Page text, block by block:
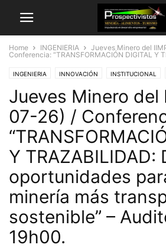
Home INGENIERIA
Jueves Minero del
Conferencia: “TRANSFORMACIÓN DIGITAL Y
INGENIERIA INNOVACIÓN INSTITUCIONAL
Jueves Minero del
07-26) /
Y TRAZABILIDAD:
oportunidades
minería más
sostenible” –
19h00.